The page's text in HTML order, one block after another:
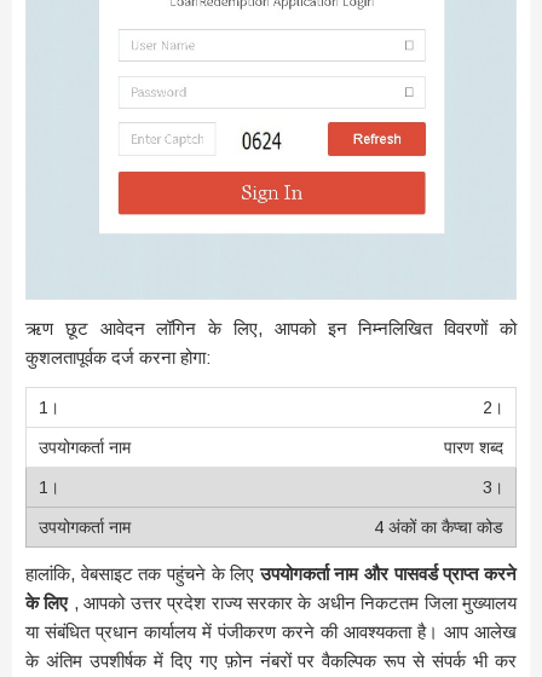
ऋण छूट आवेदन लॉगिन के लिए, आपको इन निम्नलिखित विवरणों को
कुशलतापूर्वक दर्ज करना होगा:
2।
पारण शब्द
3।
4 अंकों का कैप्चा कोड
हालांकि, वेबसाइट तक पहुंचने के लिएउपयोगकर्ता नाम और पासवर्ड प्राप्त करने
के लिए, आपको उत्तर प्रदेश राज्य सरकार के अधीन निकटतम जिला मुख्यालय
या संबंधित प्रधान कार्यालय में पंजीकरण करने की आवश्यकता है। आप आलेख
के अंतिम उपशीर्षक में दिए गए फ़ोन नंबरों पर वैकल्पिक रूप से संपर्क भी कर